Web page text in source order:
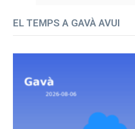
EL TEMPS A GAVÀ AVUI